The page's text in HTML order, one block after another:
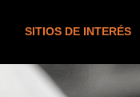
SITIOS DE INTERÉS